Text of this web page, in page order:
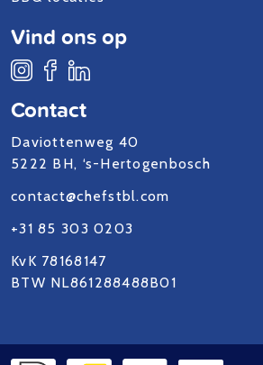
Contact
Daviottenweg 40
5222 BH, ‘s-Hertogenbosch
contact@chefstbl.com
+31 85 303 0203
KvK 78168147
BTW NL861288488B01
Vind ons op